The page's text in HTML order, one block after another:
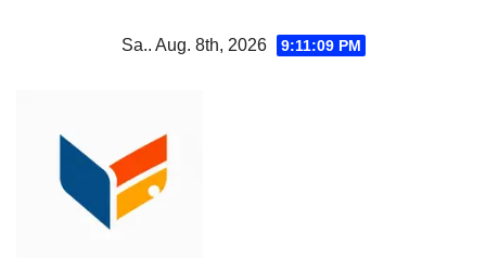
Sa.. Aug. 8th, 2026 9:11:10 PM